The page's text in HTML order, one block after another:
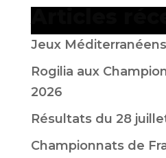
Articles
Jeux
Rogilia aux
2026
Résultats du 28
Championnats de